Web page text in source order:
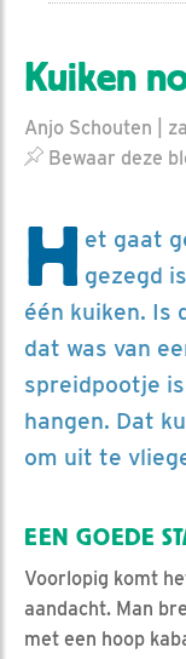
Kuiken
Anjo Schouten |
Bewaar deze
H et gaat
gezegd
één kuiken. Is
dat was van
spreidpootje
hangen. Dat
om uit te
EEN GOEDE
Voorlopig komt
aandacht. Man
met een hoop